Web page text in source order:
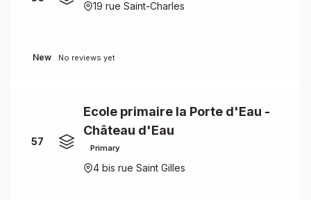
19 rue Saint-Charles
New No reviews yet
57
Ecole primaire la Porte d'Eau -
Château d'Eau
Primary
4 bis rue Saint Gilles